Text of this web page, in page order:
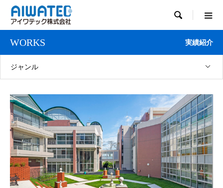

WORKS 実績紹介
ジャンル